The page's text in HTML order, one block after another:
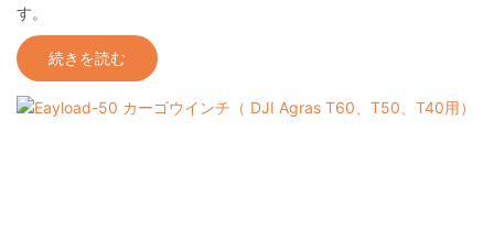
す。
続きを読む